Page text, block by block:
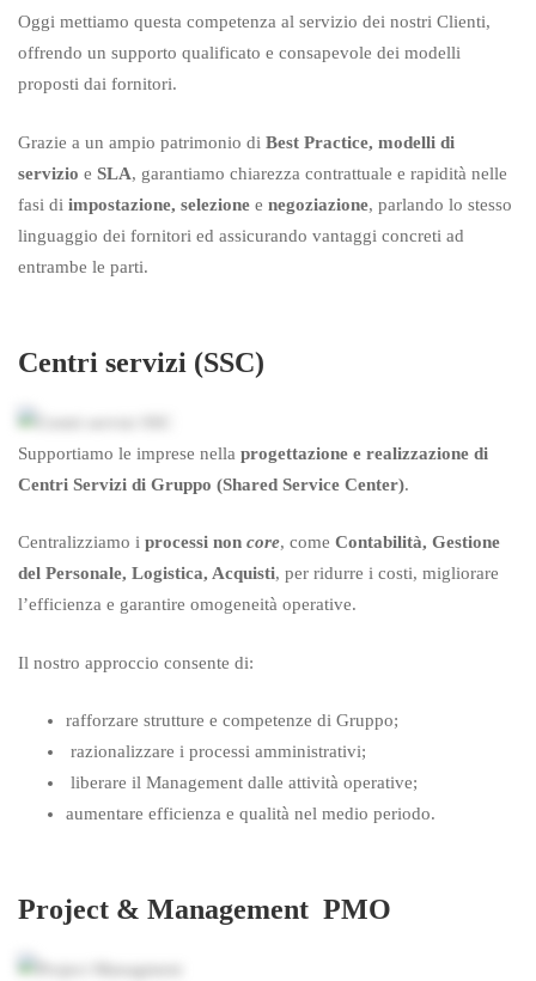
Oggi mettiamo questa competenza al servizio dei nostri Clienti,
offrendo un supporto qualificato e consapevole dei modelli
proposti dai fornitori.
Grazie a un ampio patrimonio di Best Practice, modelli di
servizio e SLA, garantiamo chiarezza contrattuale e rapidità nelle
fasi di impostazione, selezione e negoziazione, parlando lo stesso
linguaggio dei fornitori ed assicurando vantaggi concreti ad
entrambe le parti.
Centri servizi (SSC)
Supportiamo le imprese nella progettazione e realizzazione di
Centri Servizi di Gruppo (Shared Service Center).
Centralizziamo i processi non core, come Contabilità, Gestione
del Personale, Logistica, Acquisti, per ridurre i costi, migliorare
l’efficienza e garantire omogeneità operative.
Il nostro approccio consente di:
rafforzare strutture e competenze di Gruppo;
razionalizzare i processi amministrativi;
liberare il Management dalle attività operative;
aumentare efficienza e qualità nel medio periodo.
Project & Management PMO